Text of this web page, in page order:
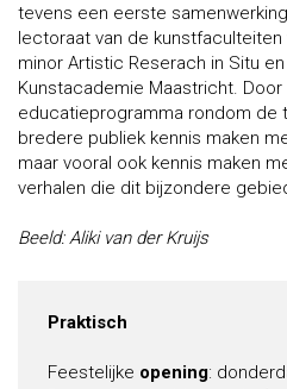
tevens een eerste
lectoraat van de kunstfaculteiten
minor Artistic Reserach in Situ
Kunstacademie Maastricht.
educatieprogramma rondom de
bredere publiek kennis maken
maar vooral ook kennis maken
verhalen die dit bijzondere
Beeld: Aliki van der Kruijs
Praktisch
Feestelijke opening: